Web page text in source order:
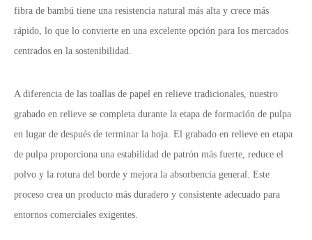
fibra de bambú tiene una resistencia natural más alta y crece más
rápido, lo que lo convierte en una excelente opción para los mercados
centrados en la sostenibilidad.
A diferencia de las toallas de papel en relieve tradicionales, nuestro
grabado en relieve se completa durante la etapa de formación de pulpa
en lugar de después de terminar la hoja. El grabado en relieve en etapa
de pulpa proporciona una estabilidad de patrón más fuerte, reduce el
polvo y la rotura del borde y mejora la absorbencia general. Este
proceso crea un producto más duradero y consistente adecuado para
entornos comerciales exigentes.